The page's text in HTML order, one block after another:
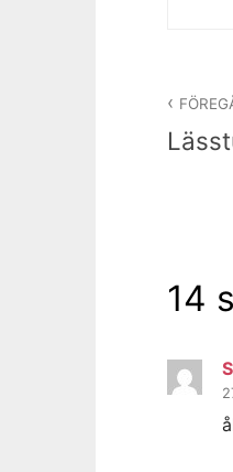
14